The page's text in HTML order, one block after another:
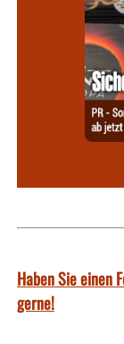
Haben Sie einen
gerne!